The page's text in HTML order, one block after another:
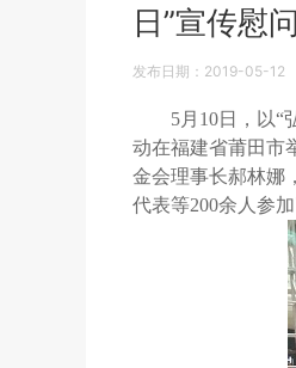
日”宣传慰
发布日期：2019-05-12
5月 10日，以“
动在福建省莆田市
金会理事长郝林娜
代表等200余人参加